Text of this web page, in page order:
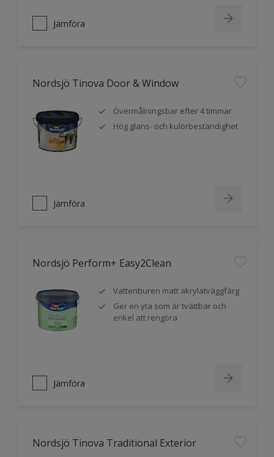
Jämföra
Nordsjö Tinova Door & Window
Övermålningsbar efter 4 timmar
Hög glans- och kulörbeständighet
Jämföra
Nordsjö Perform+ Easy2Clean
Vattenburen matt akrylatväggfärg
Ger en yta som är tvättbar och
enkel att rengöra
Jämföra
Nordsjö Tinova Traditional Exterior